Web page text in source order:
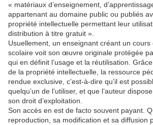
« matériaux d’enseignement,
appartenant au domaine public ou publiés
propriété intellectuelle permettant leur
distribution à titre gratuit ».
Usuellement, un enseignant créant un cours
scolaire voit son œuvre originale protégée
qui en définit l’usage et la réutilisation.
de la propriété intellectuelle, la ressource
rendue exclusive, c’est-à-dire qu’il est
quelqu’un de l’utiliser, et que l’auteur
son droit d’exploitation.
Son accès en est de facto souvent payant.
reproduction, sa modification et sa diffusion